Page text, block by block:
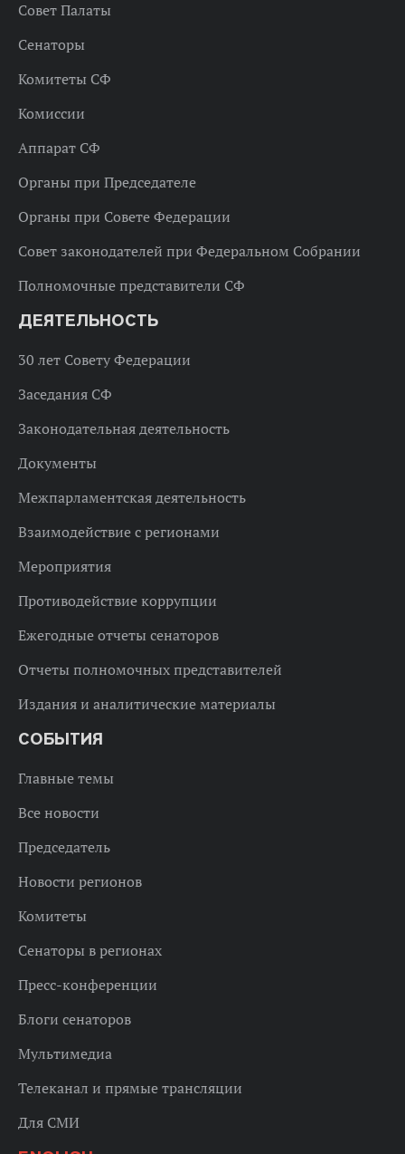
Совет Палаты
Сенаторы
Комитеты СФ
Комиссии
Аппарат СФ
Органы при Председателе
Органы при Совете Федерации
Совет законодателей при Федеральном Собрании
Полномочные представители СФ
ДЕЯТЕЛЬНОСТЬ
30 лет Совету Федерации
Заседания СФ
Законодательная деятельность
Документы
Межпарламентская деятельность
Взаимодействие с регионами
Мероприятия
Противодействие коррупции
Ежегодные отчеты сенаторов
Отчеты полномочных представителей
Издания и аналитические материалы
СОБЫТИЯ
Главные темы
Все новости
Председатель
Новости регионов
Комитеты
Сенаторы в регионах
Пресс-конференции
Блоги сенаторов
Мультимедиа
Телеканал и прямые трансляции
Для СМИ